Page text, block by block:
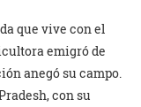
que vive con el
emigró de
anegó su campo.
con su